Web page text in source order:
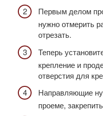
Первым делом
нужно отмерить
отрезать.
Теперь
крепление и
отверстия для
Направляющие
проеме,